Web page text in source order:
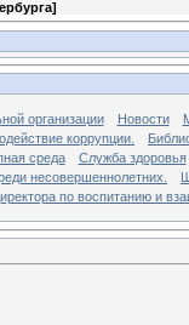
]
организации Новости
коррупции.
среда
Служба здоровья
несовершеннолетних.
по воспитанию и